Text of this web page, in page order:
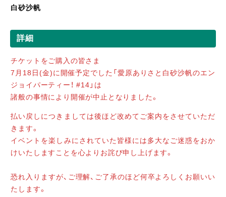
白砂沙帆
詳細
チケットをご購入の皆さま
7月18日(金)に開催予定でした「愛原ありさと白砂沙帆のエン
ジョイパーティー！ #14」は
諸般の事情により開催が中止となりました。
払い戻しにつきましては後ほど改めてご案内をさせていただ
きます。
イベントを楽しみにされていた皆様には多大なご迷惑をおか
けいたしますことを心よりお詫び申し上げます。
恐れ入りますが、ご理解、ご了承のほど何卒よろしくお願いい
たします。